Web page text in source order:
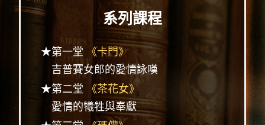
系列課程
★第一堂
《卡門》
吉普賽女郎的愛情詠嘆
★第二堂
《茶花女》
愛情的犧牲與奉獻